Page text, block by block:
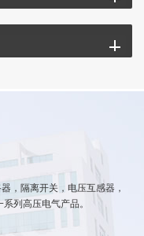
，隔离开关，电压互感器，
列高压电气产品。